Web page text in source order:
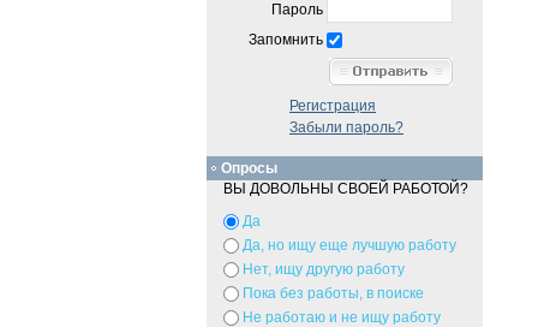
Пароль
Запомнить
Регистрация
Забыли пароль?
Опросы
ВЫ ДОВОЛЬНЫ СВОЕЙ РАБОТОЙ?
Да
Да, но ищу еще лучшую работу
Нет, ищу другую работу
Пока без работы, в поиске
Не работаю и не ищу работу